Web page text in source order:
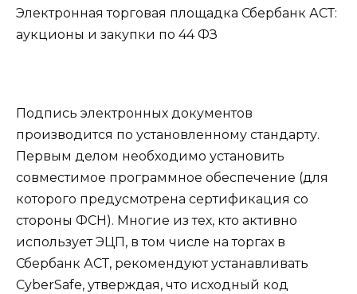
Электронная торговая площадка Сбербанк АСТ:
аукционы и закупки по 44 ФЗ
Подпись электронных документов
производится по установленному стандарту.
Первым делом необходимо установить
совместимое программное обеспечение (для
которого предусмотрена сертификация со
стороны ФСН). Многие из тех, кто активно
использует ЭЦП, в том числе на торгах в
Сбербанк АСТ, рекомендуют устанавливать
CyberSafe, утверждая, что исходный код